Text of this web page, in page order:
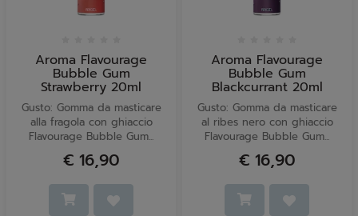
Aroma Flavourage
Bubble Gum
Strawberry 20ml
Gusto: Gomma da masticare
alla fragola con ghiaccio
Flavourage Bubble Gum...
€ 16,90
Aroma Flavourage
Bubble Gum
Blackcurrant 20ml
Gusto: Gomma da masticare
al ribes nero con ghiaccio
Flavourage Bubble Gum...
€ 16,90